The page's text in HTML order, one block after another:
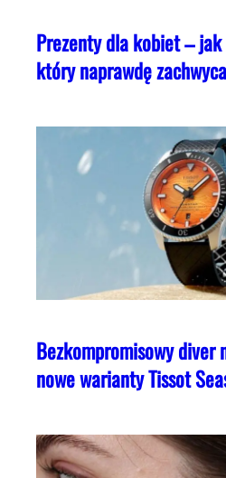
Prezenty dla kobiet –
który naprawdę
Bezkompromisowy diver
nowe warianty Tissot